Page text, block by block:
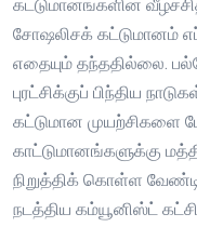
கட்டுமானங்களின்
சோஷலிசக் கட்டுமானம்
எதையும் தந்ததில்லை.
புரட்சிக்குப் பிந்திய
கட்டுமான முயற்சிகளை
காட்டுமானங்களுக்கு
நிறுத்திக் கொள்ள
நடத்திய கம்யூனிஸ்ட்